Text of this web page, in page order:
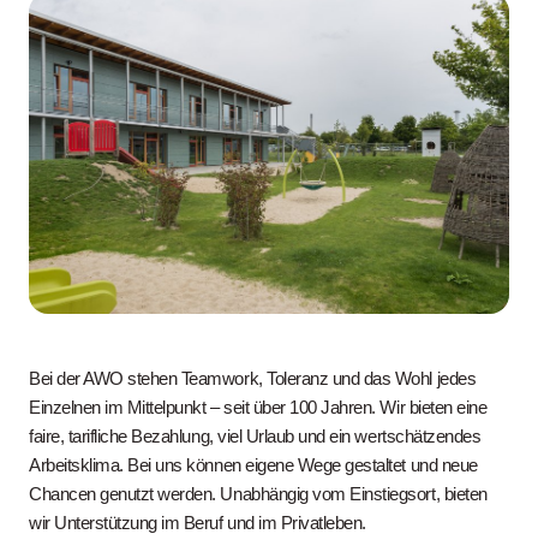
Bei der AWO stehen Teamwork, Toleranz und das Wohl jedes
Einzelnen im Mittelpunkt – seit über 100 Jahren. Wir bieten eine
faire, tarifliche Bezahlung, viel Urlaub und ein wertschätzendes
Arbeitsklima. Bei uns können eigene Wege gestaltet und neue
Chancen genutzt werden. Unabhängig vom Einstiegsort, bieten
wir Unterstützung im Beruf und im Privatleben.